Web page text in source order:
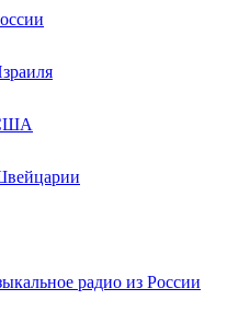
радио из России